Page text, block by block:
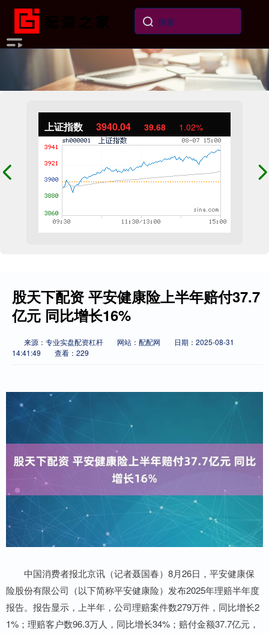
上证指数 3940.04 39.68 1.02%
股天下配资 平安健康险上半年赔付37.7
亿元 同比增长16%
来源：专业实盘配资杠杆 网站：配配网
日期：2025-08-31
14:41:49
查看：229
中国消费者报北京讯（记者聂国春）8月26日，平安健康保
险股份有限公司（以下简称平安健康险）发布2025年理赔半年度
报告。报告显示，上半年，公司理赔案件数279万件，同比增长2
1%；理赔客户数96.3万人，同比增长34%；赔付金额37.7亿元，